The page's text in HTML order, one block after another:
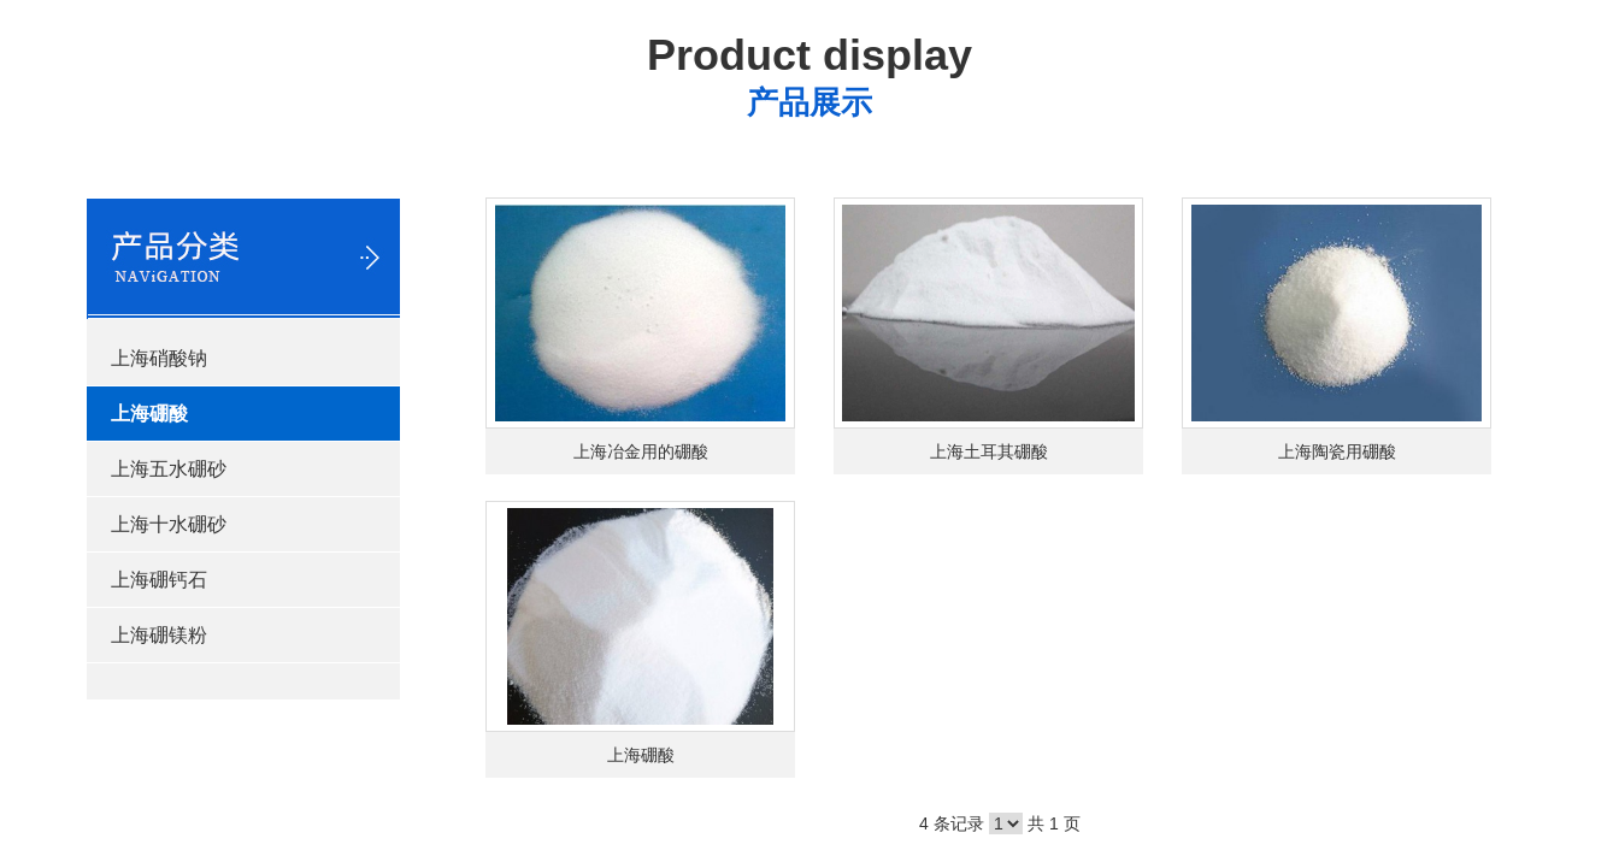
Product display
产品展示
上海硝酸钠
上海硼酸
上海五水硼砂
上海十水硼砂
上海硼钙石
上海硼镁粉
上海冶金用的硼酸 上海土耳其硼酸 上海陶瓷用硼酸
上海硼酸
4 条记录 共 1 页